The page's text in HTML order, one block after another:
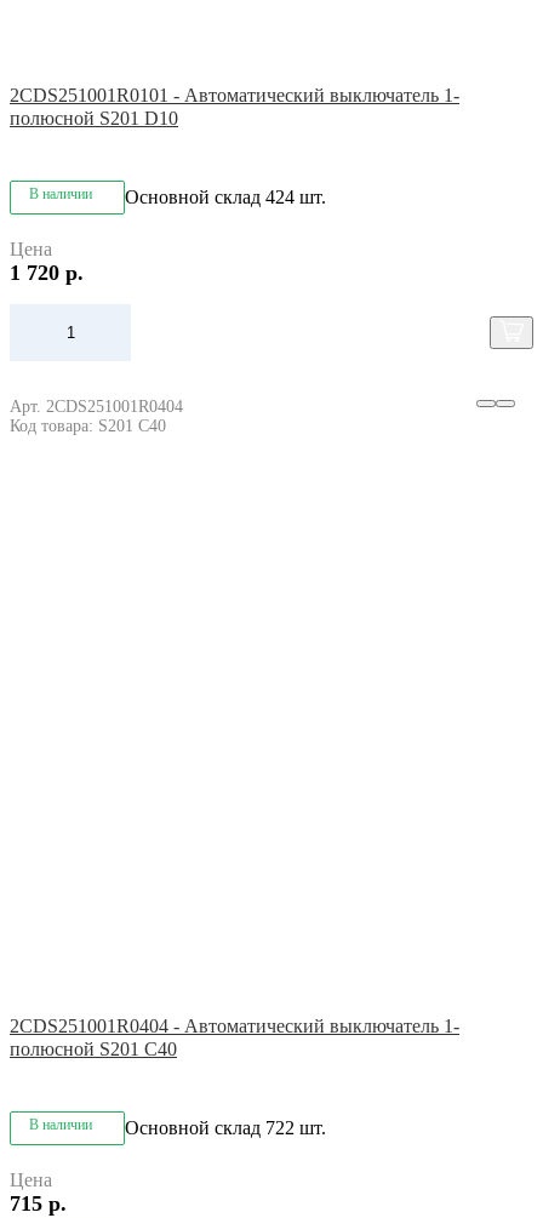
2CDS251001R0101 - Автоматический выключатель 1-
полюсной S201 D10
В наличии Основной склад 424 шт.
Цена
1 720 р.
Арт. 2CDS251001R0404
Код товара: S201 C40
2CDS251001R0404 - Автоматический выключатель 1-
полюсной S201 C40
В наличии Основной склад 722 шт.
Цена
715 р.